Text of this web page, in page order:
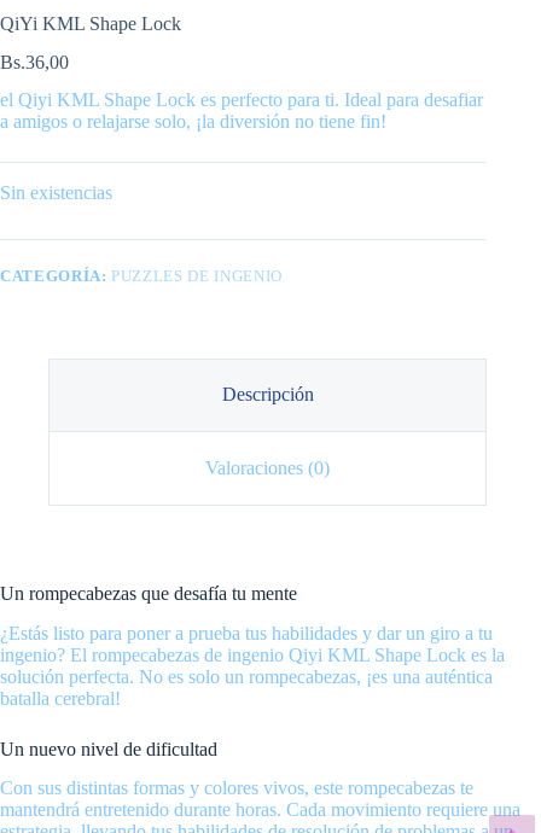
QiYi KML Shape Lock
Bs.36,00
el Qiyi KML Shape Lock es perfecto para ti. Ideal para desafiar
a amigos o relajarse solo, ¡la diversión no tiene fin!
Sin existencias
CATEGORÍA: PUZZLES DE INGENIO
Descripción
Valoraciones (0)
Un rompecabezas que desafía tu mente
¿Estás listo para poner a prueba tus habilidades y dar un giro a tu
ingenio? El rompecabezas de ingenio Qiyi KML Shape Lock es la
solución perfecta. No es solo un rompecabezas, ¡es una auténtica
batalla cerebral!
Un nuevo nivel de dificultad
Con sus distintas formas y colores vivos, este rompecabezas te
mantendrá entretenido durante horas. Cada movimiento requiere una